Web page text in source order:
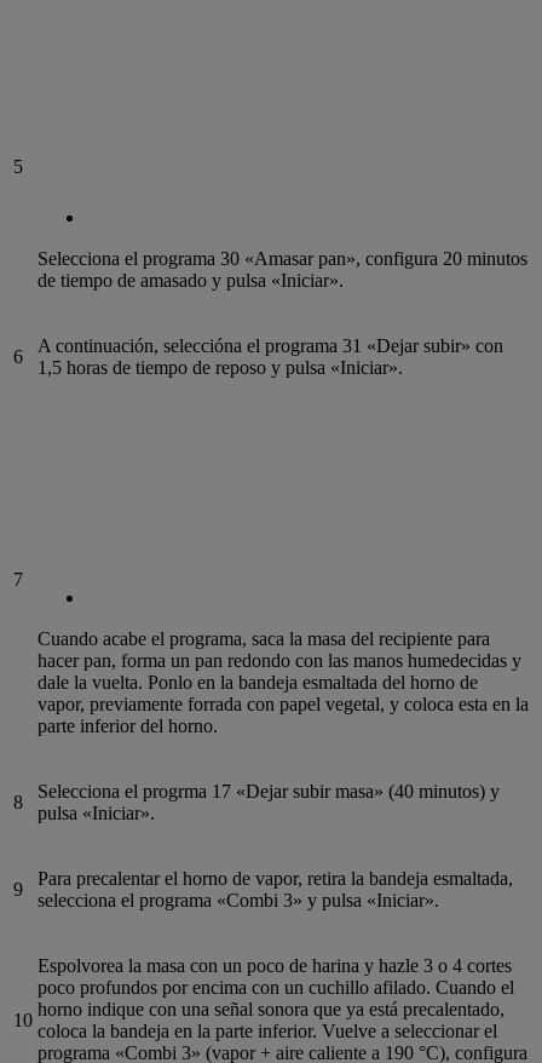
5
Selecciona el programa 30 «Amasar pan», configura 20 minutos
de tiempo de amasado y pulsa «Iniciar».
6
A continuación, seleccióna el programa 31 «Dejar subir» con
1,5 horas de tiempo de reposo y pulsa «Iniciar».
7
Cuando acabe el programa, saca la masa del recipiente para
hacer pan, forma un pan redondo con las manos humedecidas y
dale la vuelta. Ponlo en la bandeja esmaltada del horno de
vapor, previamente forrada con papel vegetal, y coloca esta en la
parte inferior del horno.
8
Selecciona el progrma 17 «Dejar subir masa» (40 minutos) y
pulsa «Iniciar».
9
Para precalentar el horno de vapor, retira la bandeja esmaltada,
selecciona el programa «Combi 3» y pulsa «Iniciar».
10
Espolvorea la masa con un poco de harina y hazle 3 o 4 cortes
poco profundos por encima con un cuchillo afilado. Cuando el
horno indique con una señal sonora que ya está precalentado,
coloca la bandeja en la parte inferior. Vuelve a seleccionar el
programa «Combi 3» (vapor + aire caliente a 190 °C), configura